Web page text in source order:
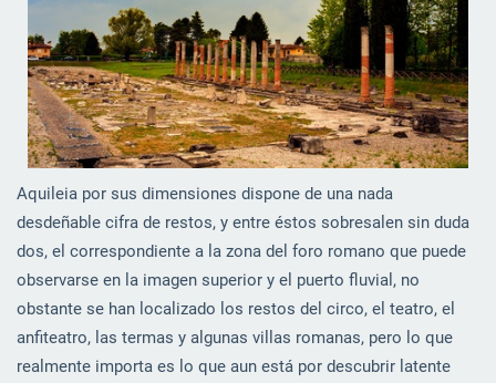
Aquileia por sus dimensiones dispone de una nada
desdeñable cifra de restos, y entre éstos sobresalen sin duda
dos, el correspondiente a la zona del foro romano que puede
observarse en la imagen superior y el puerto fluvial, no
obstante se han localizado los restos del circo, el teatro, el
anfiteatro, las termas y algunas villas romanas, pero lo que
realmente importa es lo que aun está por descubrir latente